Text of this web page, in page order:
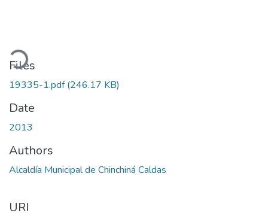
Files
19335-1.pdf(246.17 KB)
Date
2013
Authors
Alcaldía Municipal de Chinchiná Caldas
URI